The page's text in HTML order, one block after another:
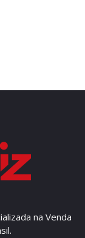
na Venda